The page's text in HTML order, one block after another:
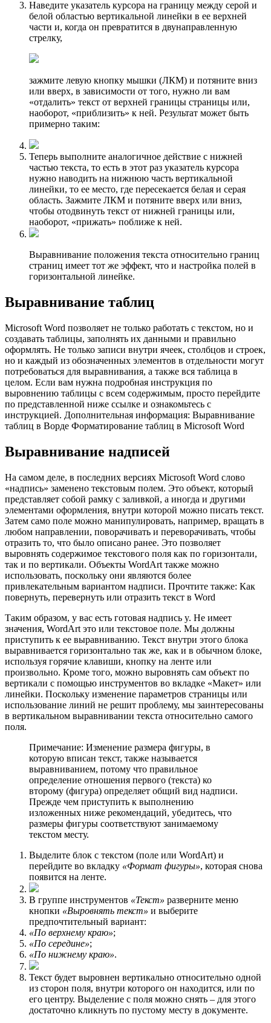
Наведите указатель курсора на границу между серой и
белой областью вертикальной линейки в ее верхней
части и, когда он превратится в двунаправленную
стрелку,
зажмите левую кнопку мышки (ЛКМ) и потяните вниз
или вверх, в зависимости от того, нужно ли вам
«отдалить» текст от верхней границы страницы или,
наоборот, «приблизить» к ней. Результат может быть
примерно таким:
Теперь выполните аналогичное действие с нижней
частью текста, то есть в этот раз указатель курсора
нужно наводить на нижнюю часть вертикальной
линейки, то ее место, где пересекается белая и серая
область. Зажмите ЛКМ и потяните вверх или вниз,
чтобы отодвинуть текст от нижней границы или,
наоборот, «прижать» поближе к ней.
Выравнивание положения текста относительно границ
страниц имеет тот же эффект, что и настройка полей в
горизонтальной линейке.
Выравнивание таблиц
Microsoft Word позволяет не только работать с текстом, но и
создавать таблицы, заполнять их данными и правильно
оформлять. Не только записи внутри ячеек, столбцов и строек,
но и каждый из обозначенных элементов в отдельности могут
потребоваться для выравнивания, а также вся таблица в
целом. Если вам нужна подробная инструкция по
выровнению таблицы с всем содержимым, просто перейдите
по представленной ниже ссылке и ознакомьтесь с
инструкцией. Дополнительная информация: Выравнивание
таблиц в Ворде Форматирование таблиц в Microsoft Word
Выравнивание надписей
На самом деле, в последних версиях Microsoft Word слово
«надпись» заменено текстовым полем. Это объект, который
представляет собой рамку с заливкой, а иногда и другими
элементами оформления, внутри которой можно писать текст.
Затем само поле можно манипулировать, например, вращать в
любом направлении, поворачивать и переворачивать, чтобы
отразить то, что было описано ранее. Это позволяет
выровнять содержимое текстового поля как по горизонтали,
так и по вертикали. Объекты WordArt также можно
использовать, поскольку они являются более
привлекательным вариантом надписи. Прочтите также: Как
повернуть, перевернуть или отразить текст в Word
Таким образом, у вас есть готовая надпись y. Не имеет
значения, WordArt это или текстовое поле. Мы должны
приступить к ее выравниванию. Текст внутри этого блока
выравнивается горизонтально так же, как и в обычном блоке,
используя горячие клавиши, кнопку на ленте или
произвольно. Кроме того, можно выровнять сам объект по
вертикали с помощью инструментов во вкладке «Макет» или
линейки. Поскольку изменение параметров страницы или
использование линий не решит проблему, мы заинтересованы
в вертикальном выравнивании текста относительно самого
поля.
Примечание: Изменение размера фигуры, в
которую вписан текст, также называется
выравниванием, потому что правильное
определение отношения первого (текста) ко
второму (фигура) определяет общий вид надписи.
Прежде чем приступить к выполнению
изложенных ниже рекомендаций, убедитесь, что
размеры фигуры соответствуют занимаемому
текстом месту.
Выделите блок с текстом (поле или WordArt) и
перейдите во вкладку «Формат фигуры», которая снова
появится на ленте.
В группе инструментов «Текст» разверните меню
кнопки «Выровнять текст» и выберите
предпочтительный вариант:
«По верхнему краю»;
«По середине»;
«По нижнему краю».
Текст будет выровнен вертикально относительно одной
из сторон поля, внутри которого он находится, или по
его центру. Выделение с поля можно снять – для этого
достаточно кликнуть по пустому месту в документе.